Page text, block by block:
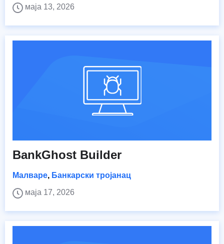
маја 13, 2026
BankGhost Builder
Малваре, Банкарски тројанац
маја 17, 2026